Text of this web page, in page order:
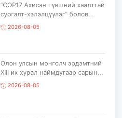
“COP17 Ахисан түвшний хаалттай
сургалт-хэлэлцүүлэг” болов...
2026-08-05
Олон улсын монголч эрдэмтний
XIII их хурал наймдугаар сарын...
2026-08-05